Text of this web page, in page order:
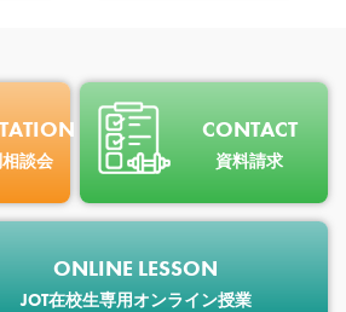
談会
CONTACT
資料請求
ONLINE LESSON
JOT在校生専用オンライン授業